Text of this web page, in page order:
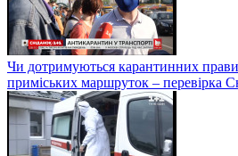
Чи дотримуються карантинних
приміських маршруток – перевірка